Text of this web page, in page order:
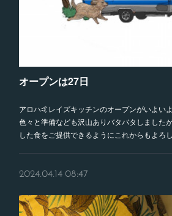
オープンは27日
アロハ🤙レイズキッチンのオープンがいよい
色々と準備なども沢山ありバタバタしました
した食をご提供できるようにこれからもよろ
2024.04.14 08:47